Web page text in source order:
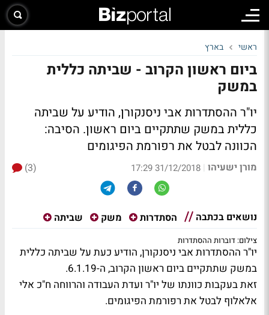
ראשי בארץ
ביום ראשון הקרוב - שביתה כללית
במשק
יו"ר ההסתדרות אבי ניסנקורן, הודיע על שביתה
כללית במשק שתתקיים ביום ראשון. הסיבה:
הכוונה לבטל את רפורמת הפיגומים
מורן ישעיהו |
31/12/2018 17:29
(3)
נושאים בכתבה הסתדרות משק שביתה
צילום: דוברות ההסתדרות
יו"ר ההסתדרות אבי ניסנקורן, הודיע כעת על שביתה כללית
במשק שתתקיים ביום ראשון הקרוב, ה-6.1.19.
זאת בעקבות כוונתו של יו"ר ועדת העבודה והרווחה ח"כ אלי
אלאלוף לבטל את רפורמת הפיגומים.